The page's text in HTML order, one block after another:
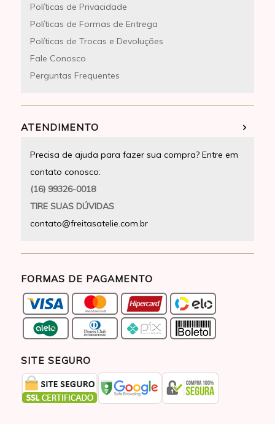
Políticas de Privacidade
Políticas de Formas de Entrega
Políticas de Trocas e Devoluções
Fale Conosco
Perguntas Frequentes
ATENDIMENTO
Precisa de ajuda para fazer sua compra? Entre em
contato conosco:
(16) 99326-0018
TIRE SUAS DÚVIDAS
contato@freitasatelie.com.br
FORMAS DE PAGAMENTO
SITE SEGURO